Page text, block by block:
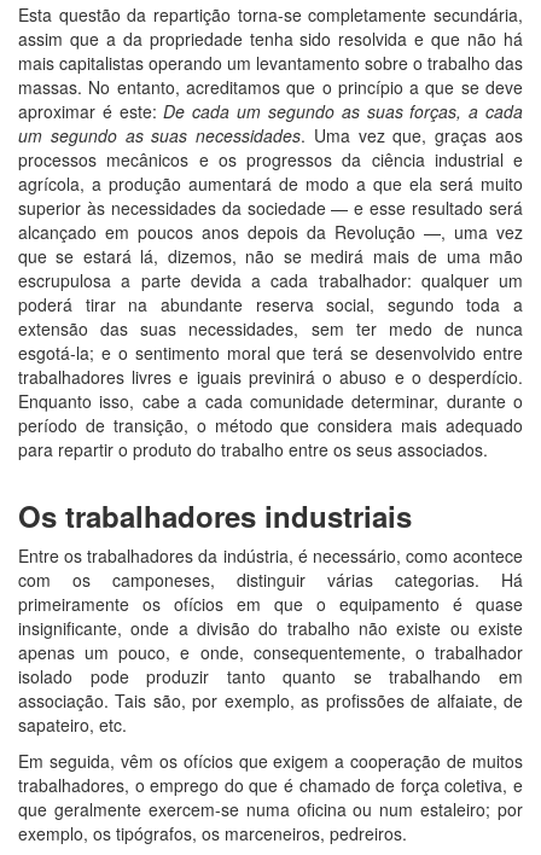
Esta questão da repartição torna-se completamente secundária,
assim que a da propriedade tenha sido resolvida e que não há
mais capitalistas operando um levantamento sobre o trabalho das
massas. No entanto, acreditamos que o princípio a que se deve
aproximar é este:De cada um segundo as suas forças, a cada
um segundo as suas necessidades. Uma vez que, graças aos
processos mecânicos e os progressos da ciência industrial e
agrícola, a produção aumentará de modo a que ela será muito
superior às necessidades da sociedade — e esse resultado será
alcançado em poucos anos depois da Revolução —, uma vez
que se estará lá, dizemos, não se medirá mais de uma mão
escrupulosa a parte devida a cada trabalhador: qualquer um
poderá tirar na abundante reserva social, segundo toda a
extensão das suas necessidades, sem ter medo de nunca
esgotá-la; e o sentimento moral que terá se desenvolvido entre
trabalhadores livres e iguais previnirá o abuso e o desperdício.
Enquanto isso, cabe a cada comunidade determinar, durante o
período de transição, o método que considera mais adequado
para repartir o produto do trabalho entre os seus associados.
Os trabalhadores industriais
Entre os trabalhadores da indústria, é necessário, como acontece
com os camponeses, distinguir várias categorias. Há
primeiramente os ofícios em que o equipamento é quase
insignificante, onde a divisão do trabalho não existe ou existe
apenas um pouco, e onde, consequentemente, o trabalhador
isolado pode produzir tanto quanto se trabalhando em
associação. Tais são, por exemplo, as profissões de alfaiate, de
sapateiro, etc.
Em seguida, vêm os ofícios que exigem a cooperação de muitos
trabalhadores, o emprego do que é chamado de força coletiva, e
que geralmente exercem-se numa oficina ou num estaleiro; por
exemplo, os tipógrafos, os marceneiros, pedreiros.